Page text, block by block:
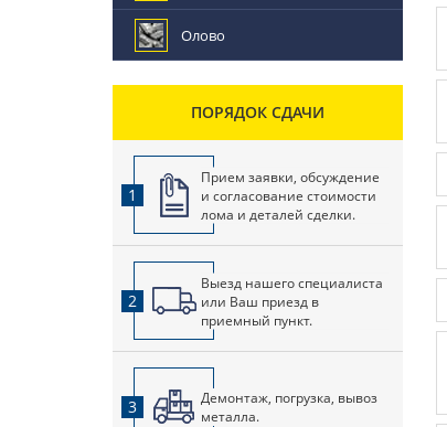
Олово
ПОРЯДОК СДАЧИ
1
Прием заявки, обсуждение
и согласование стоимости
лома и деталей сделки.
2
Выезд нашего специалиста
или Ваш приезд в
приемный пункт.
3
Демонтаж, погрузка, вывоз
металла.